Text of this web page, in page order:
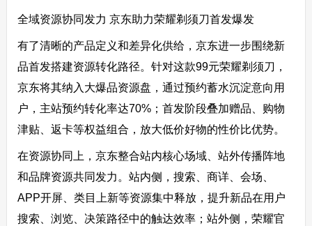
全域资源协同发力 京东助力荣耀剃须刀首发爆发
有了清晰的产品定义和差异化供给，京东进一步围绕新
品首发搭建资源转化路径。针对这款99元荣耀剃须刀，
京东将其纳入大爆品资源盘，通过预约蓄水沉淀意向用
户，主站预约转化率达70%；首发阶段叠加赠品、购物
津贴、返卡等权益组合，放大低价好物的性价比优势。
在资源协同上，京东整合站内核心场域、站外传播阵地
和品牌资源共同发力。站内侧，搜索、商详、会场、
APP开屏、类目上新等资源集中释放，提升新品在用户
搜索、浏览、决策路径中的触达效率；站外侧，荣耀官